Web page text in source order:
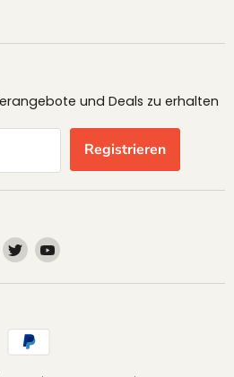
und Deals zu erhalten
Registrieren
Sie
TikTok
Finden
Sie
uns
Twitter
Finden
uns